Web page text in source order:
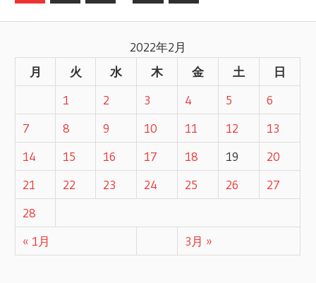
ナ
ゲ
ー
シ
ョ
ン
事
2022年2月
月
火 水 木 金 土 日
« 1月 3月 »
1 2 3 4 5
6
7
8 9 10 11 12
13
14
15 16 17 18 19
20
21
22 23 24 25 26
27
28